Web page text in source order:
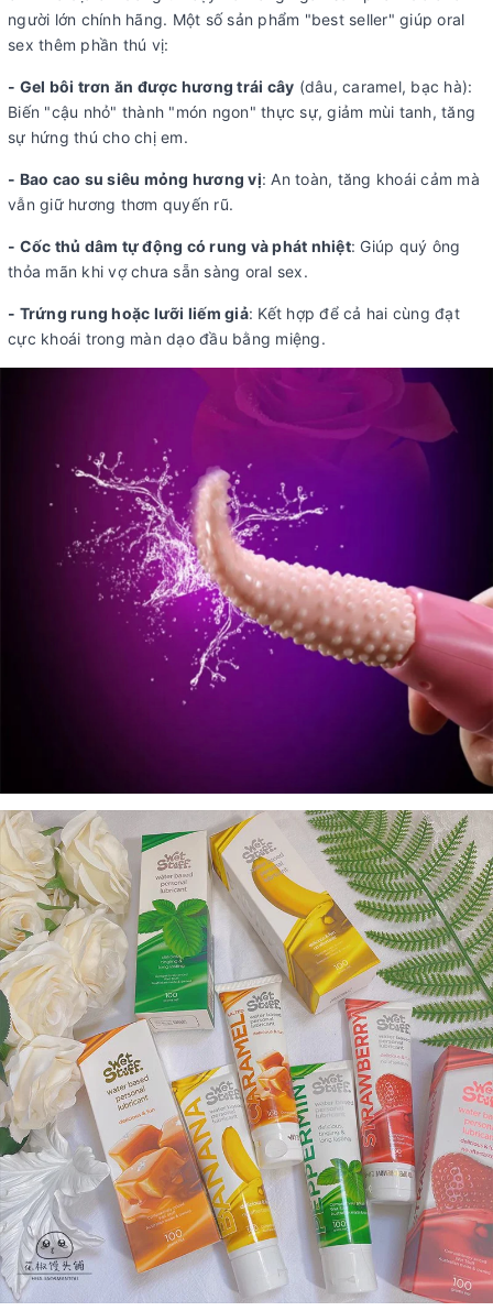
người lớn chính hãng. Một số sản phẩm "best seller" giúp oral
sex thêm phần thú vị:
- Gel bôi trơn ăn được hương trái cây (dâu, caramel, bạc hà):
Biến "cậu nhỏ" thành "món ngon" thực sự, giảm mùi tanh, tăng
sự hứng thú cho chị em.
- Bao cao su siêu mỏng hương vị: An toàn, tăng khoái cảm mà
vẫn giữ hương thơm quyến rũ.
- Cốc thủ dâm tự động có rung và phát nhiệt: Giúp quý ông
thỏa mãn khi vợ chưa sẵn sàng oral sex.
- Trứng rung hoặc lưỡi liếm giả: Kết hợp để cả hai cùng đạt
cực khoái trong màn dạo đầu bằng miệng.